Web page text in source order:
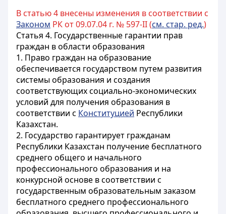
В статью 4 внесены изменения в соответствии с
Законом РК от 09.07.04 г. № 597-II (см. стар. ред.)
Статья 4. Государственные гарантии прав
граждан в области образования
1. Право граждан на образование
обеспечивается государством путем развития
системы образования и создания
соответствующих социально-экономических
условий для получения образования в
соответствии с Конституцией Республики
Казахстан.
2. Государство гарантирует гражданам
Республики Казахстан получение бесплатного
среднего общего и начального
профессионального образования и на
конкурсной основе в соответствии с
государственным образовательным заказом
бесплатного среднего профессионального